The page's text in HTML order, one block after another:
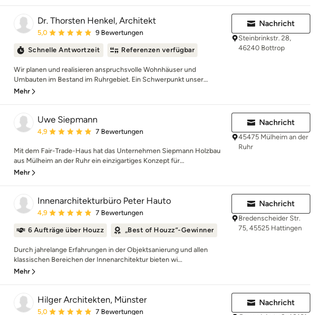
Dr. Thorsten Henkel, Architekt
Durchschnittliche Bewertung: 5 von 5 Sternen
5,0 9 Bewertungen
Schnelle Antwortzeit Referenzen verfügbar
Wir planen und realisieren anspruchsvolle Wohnhäuser und
Umbauten im Bestand im Ruhrgebiet. Ein Schwerpunkt unser...
Mehr
Nachricht
Steinbrinkstr. 28,
46240 Bottrop
Uwe Siepmann
Durchschnittliche Bewertung: 4.9 von 5 Sternen
4,9 7 Bewertungen
Mit dem Fair-Trade-Haus hat das Unternehmen Siepmann Holzbau
aus Mülheim an der Ruhr ein einzigartiges Konzept für...
Mehr
Nachricht
45475 Mülheim an der
Ruhr
Innenarchitekturbüro Peter Hauto
Durchschnittliche Bewertung: 4.9 von 5 Sternen
4,9 7 Bewertungen
6 Aufträge über Houzz „Best of Houzz“-Gewinner
Durch jahrelange Erfahrungen in der Objektsanierung und allen
klassischen Bereichen der Innenarchitektur bieten wi...
Mehr
Nachricht
Bredenscheider Str.
75, 45525 Hattingen
Hilger Architekten, Münster
Durchschnittliche Bewertung: 5 von 5 Sternen
5,0 7 Bewertungen
Nachricht